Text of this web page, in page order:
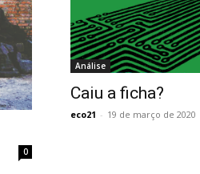
0
Análise
Caiu a ficha?
eco21 - 19 de março de 2020